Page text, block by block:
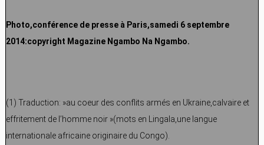
Photo,conférence de presse à Paris,samedi 6 septembre
2014:copyright Magazine Ngambo Na Ngambo.
(1) Traduction: »au coeur des conflits armés en Ukraine,calvaire et
effritement de l’homme noir »(mots en Lingala,une langue
internationale africaine originaire du Congo).